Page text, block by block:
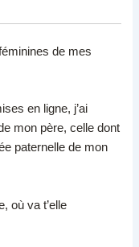
de mes
en ligne, j’ai
mon père, celle dont
paternelle de mon
où va t’elle